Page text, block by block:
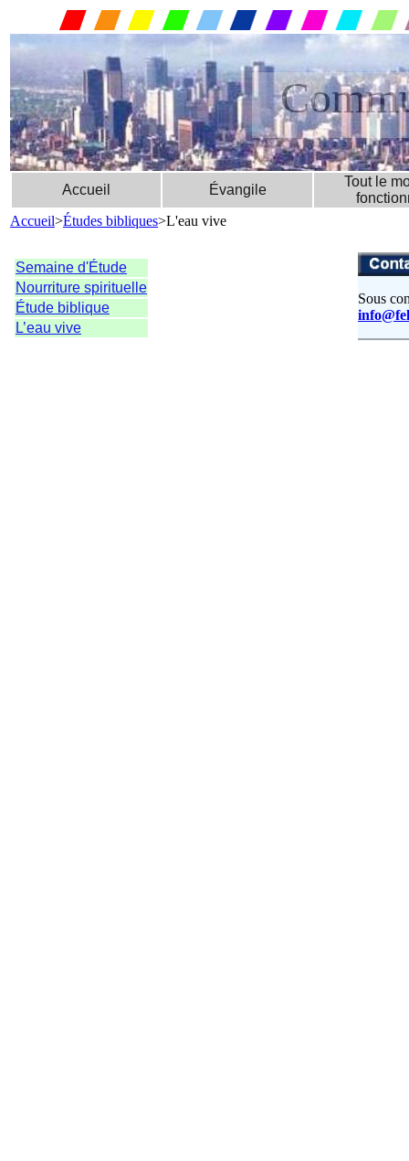
Accueil Évangile
Tout le
Accueil>Études bibliques>L'eau vive
Semaine d'Étude
Nourriture spirituelle
Étude biblique
L’eau vive
Sous